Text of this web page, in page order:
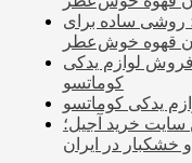
روشی ساده برای
قهوه خوش‌عطر
لوازم یدکی
کوماتسو
یدکی کوماتسو
سایت خرید آجیل؛